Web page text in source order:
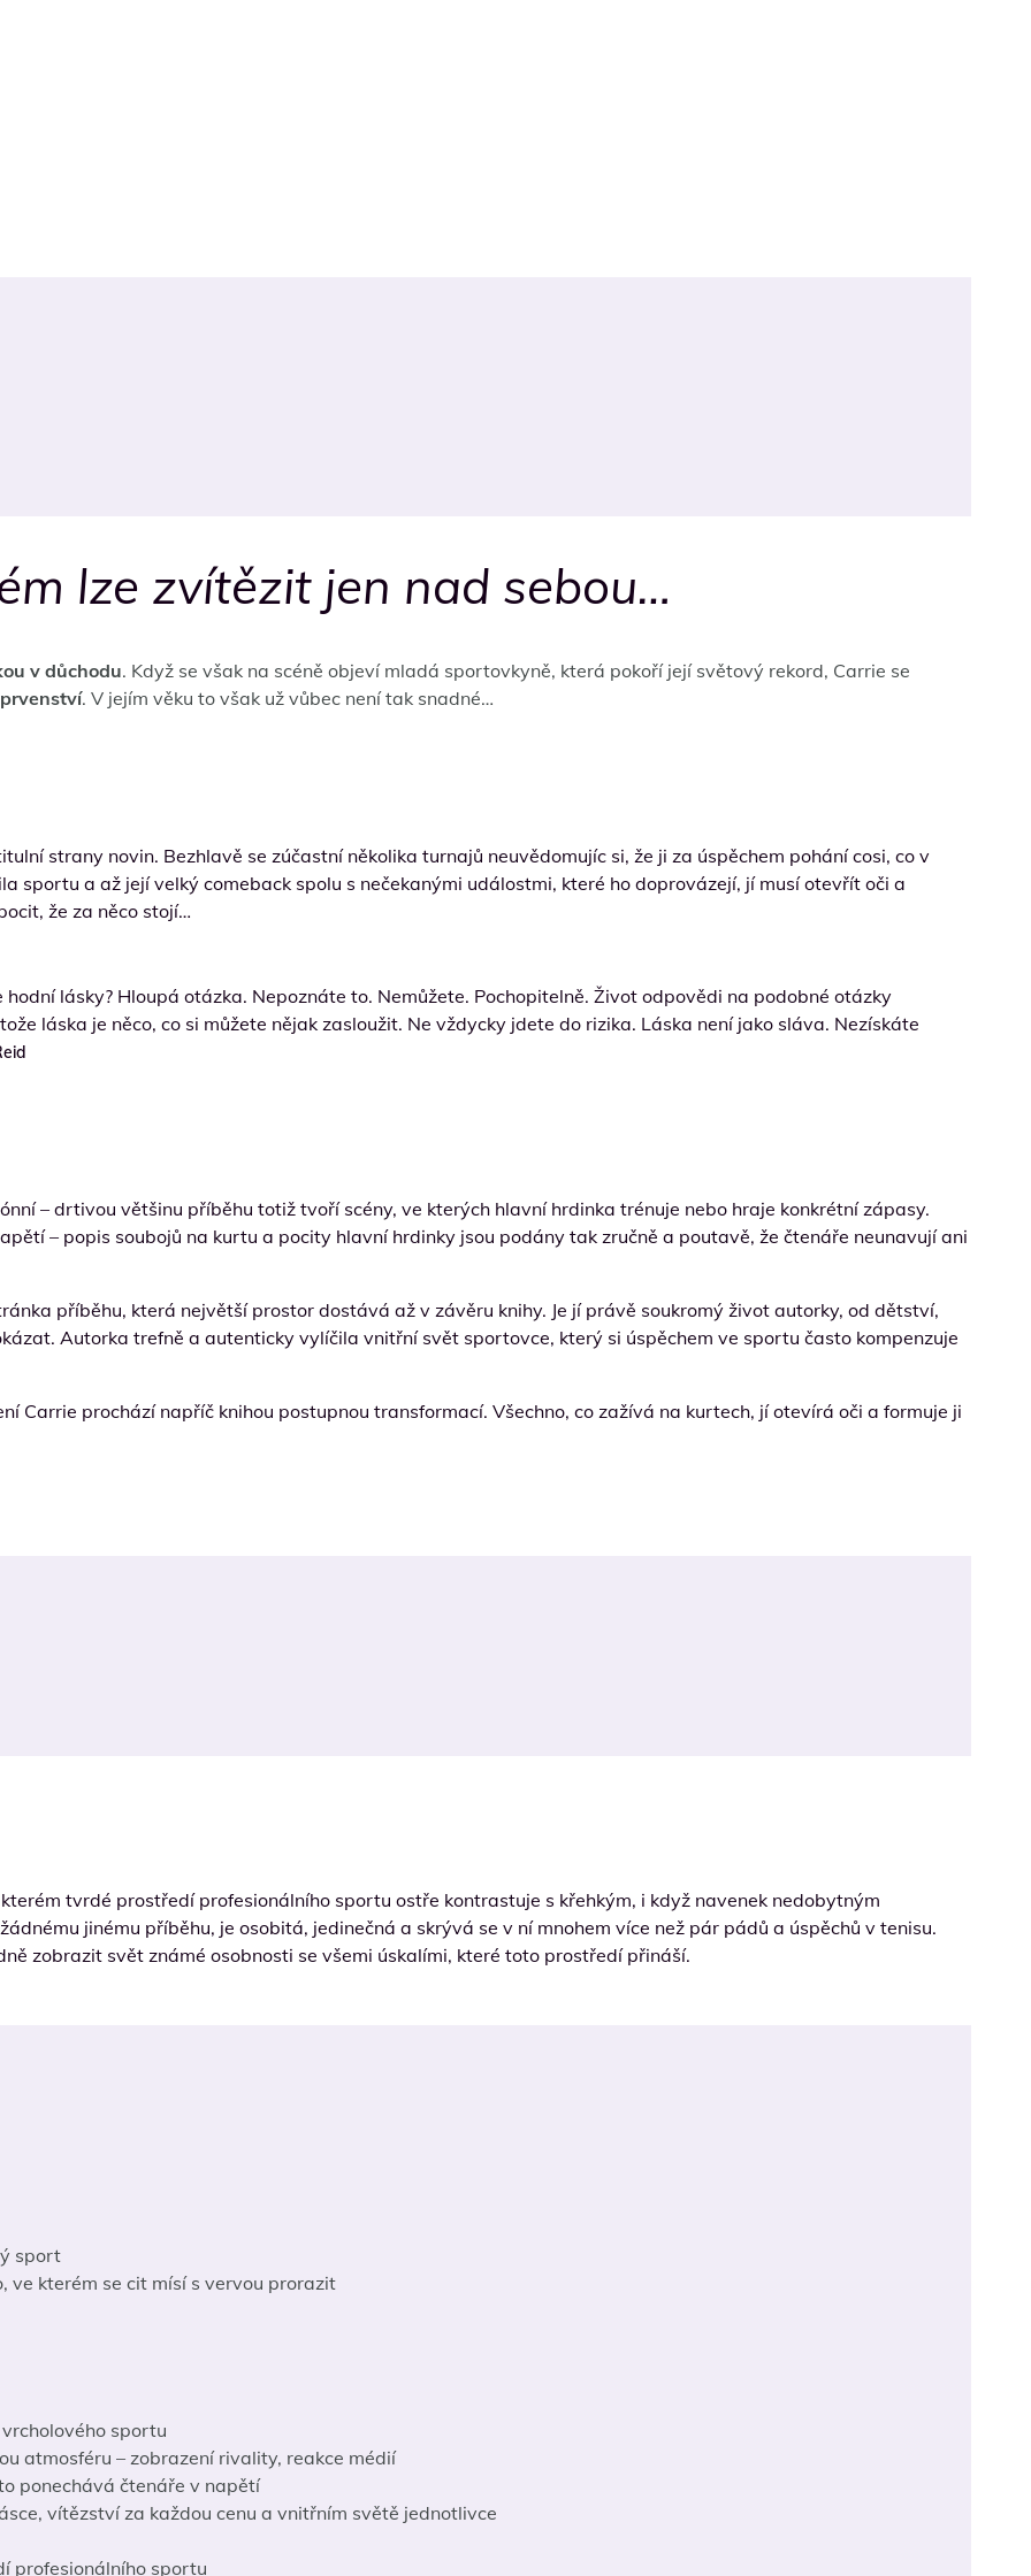
lze zvítězit jen nad sebou…
v důchodu. Když se však na scéně objeví mladá sportovkyně, která pokoří její světový rekord, Carrie se
. V jejím věku to však už vůbec není tak snadné…
strany novin. Bezhlavě se zúčastní několika turnajů neuvědomujíc si, že ji za úspěchem pohání cosi, co v
sportu a až její velký comeback spolu s nečekanými událostmi, které ho doprovázejí, jí musí otevřít oči a
že za něco stojí…
lásky? Hloupá otázka. Nepoznáte to. Nemůžete. Pochopitelně. Život odpovědi na podobné otázky
láska je něco, co si můžete nějak zasloužit. Ne vždycky jdete do rizika. Láska není jako sláva. Nezískáte
– drtivou většinu příběhu totiž tvoří scény, ve kterých hlavní hrdinka trénuje nebo hraje konkrétní zápasy.
– popis soubojů na kurtu a pocity hlavní hrdinky jsou podány tak zručně a poutavě, že čtenáře neunavují ani
příběhu, která největší prostor dostává až v závěru knihy. Je jí právě soukromý život autorky, od dětství,
Autorka trefně a autenticky vylíčila vnitřní svět sportovce, který si úspěchem ve sportu často kompenzuje
Carrie prochází napříč knihou postupnou transformací. Všechno, co zažívá na kurtech, jí otevírá oči a formuje ji
tvrdé prostředí profesionálního sportu ostře kontrastuje s křehkým, i když navenek nedobytným
jinému příběhu, je osobitá, jedinečná a skrývá se v ní mnohem více než pár pádů a úspěchů v tenisu.
zobrazit svět známé osobnosti se všemi úskalími, které toto prostředí přináší.
sport
ve kterém se cit mísí s vervou prorazit
sportu
atmosféru – zobrazení rivality, reakce médií
ponechává čtenáře v napětí
vítězství za každou cenu a vnitřním světě jednotlivce
profesionálního sportu